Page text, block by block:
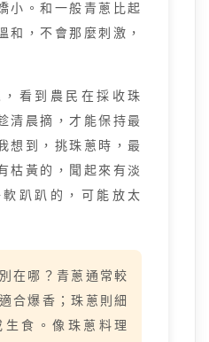
小。和一般青蔥比起
和，不會那麼刺激，
看到農民在採收珠
清晨摘，才能保持最
想到，挑珠蔥時，最
枯黃的，聞起來有淡
趴趴的，可能放太
在哪？青蔥通常較
合爆香；珠蔥則細
食。像珠蔥料理